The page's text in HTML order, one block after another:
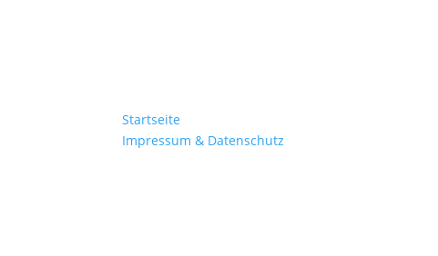
Startseite
Impressum & Datenschutz